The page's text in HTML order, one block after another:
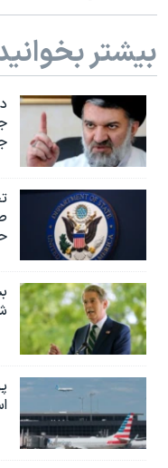
تریبونال مردمی آبان ۹۸
دادگاه حمید نوری
قانون شفافیت دارائی
اعتراضات مردمی آبان ۹۸
نرگس محمدی برنده
همایش محافظه‌کاران
سفر پرزیدنت ترامپ به
بیشتر